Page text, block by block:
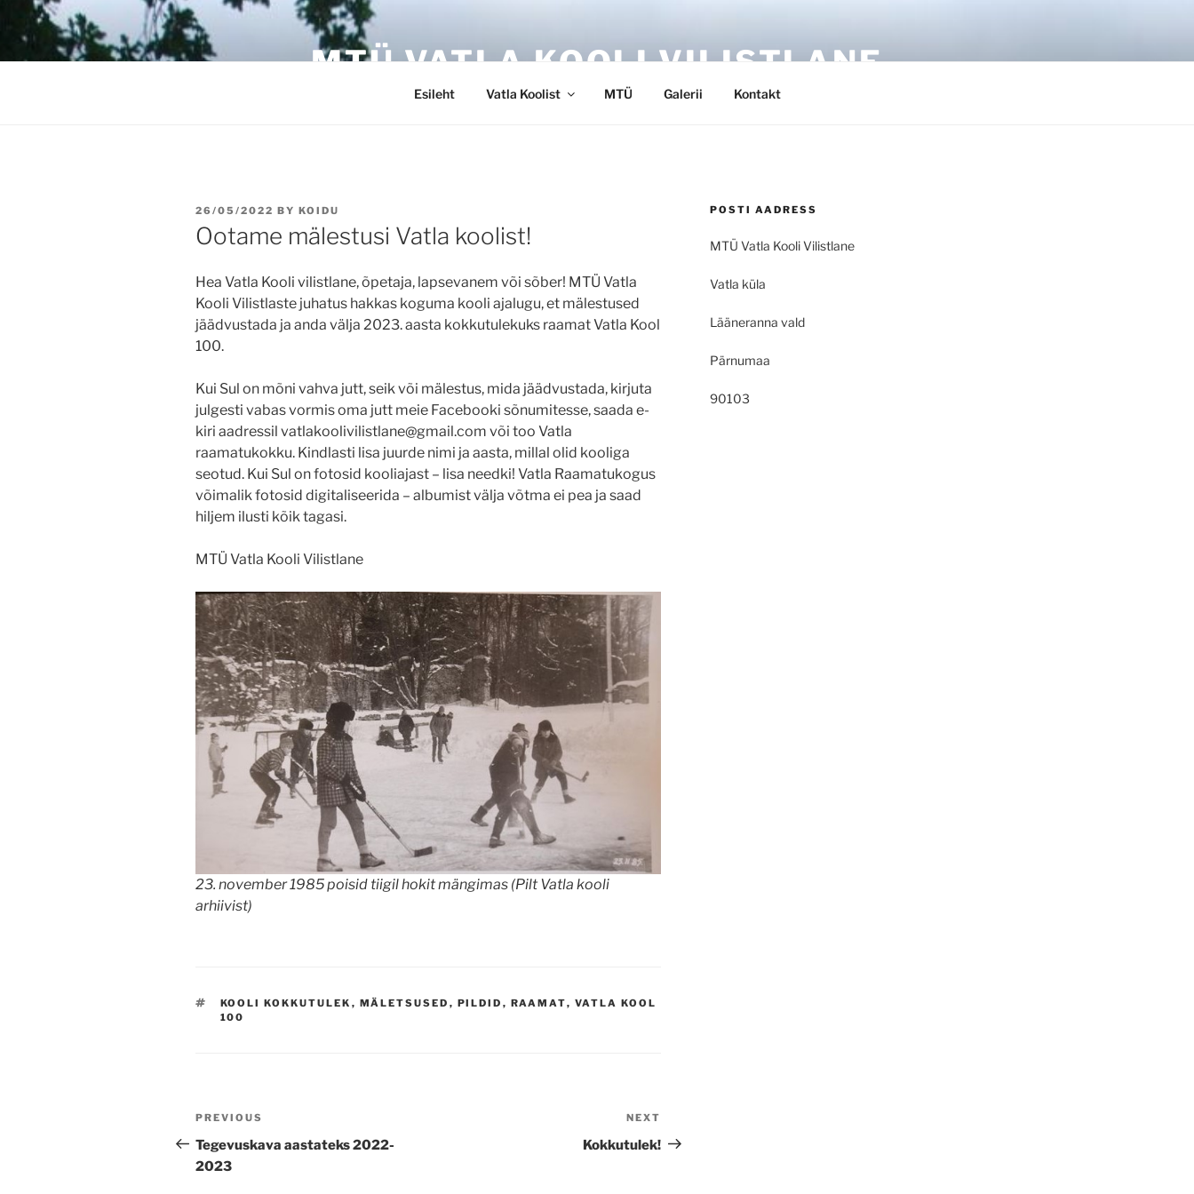
MTÜ VATLA KOOLI VILISTLANE
Esileht Vatla Koolist MTÜ Galerii Kontakt
POSTED
ON
26/05/2022 BY KOIDU
Ootame mälestusi Vatla koolist!
Hea Vatla Kooli vilistlane, õpetaja, lapsevanem või sõber! MTÜ Vatla
Kooli Vilistlaste juhatus hakkas koguma kooli ajalugu, et mälestused
jäädvustada ja anda välja 2023. aasta kokkutulekuks raamat Vatla Kool
100.
Kui Sul on mõni vahva jutt, seik või mälestus, mida jäädvustada, kirjuta
julgesti vabas vormis oma jutt meie Facebooki sõnumitesse, saada e-
kiri aadressil vatlakoolivilistlane@gmail.com või too Vatla
raamatukokku. Kindlasti lisa juurde nimi ja aasta, millal olid kooliga
seotud. Kui Sul on fotosid kooliajast – lisa needki! Vatla Raamatukogus
võimalik fotosid digitaliseerida – albumist välja võtma ei pea ja saad
hiljem ilusti kõik tagasi.
MTÜ Vatla Kooli Vilistlane
23. november 1985 poisid tiigil hokit mängimas (Pilt Vatla kooli
arhiivist)
TAGS
KOOLI KOKKUTULEK , MÄLETSUSED , PILDID , RAAMAT, VATLA KOOL
100
Navigeerimine
Previous
Post
PREVIOUS
Tegevuskava aastateks 2022-
2023
Post
NEXT
Kokkutulek!
POSTI AADRESS
MTÜ Vatla Kooli Vilistlane
Vatla küla
Lääneranna vald
Pärnumaa
90103